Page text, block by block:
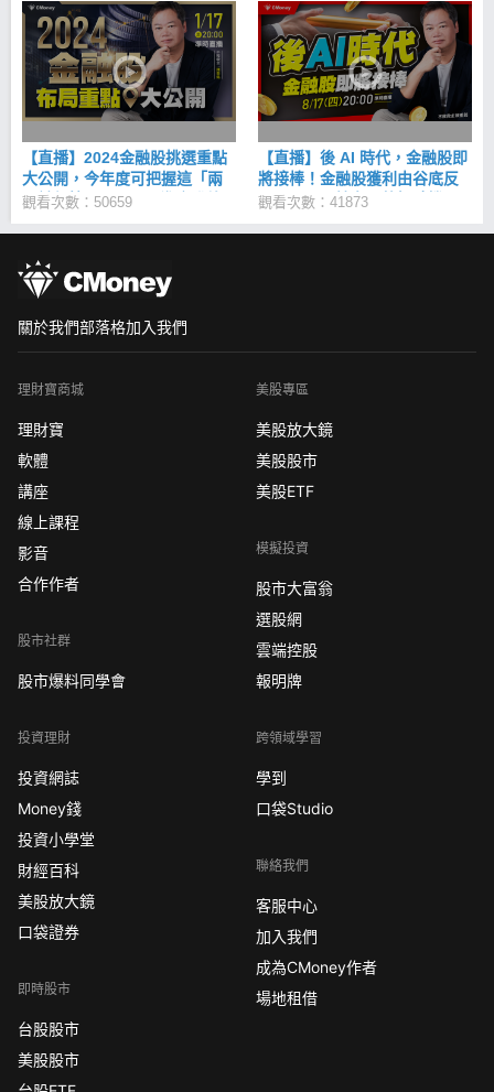
加碼、公開陳重銘金融股清單
【直播】2024金融股挑選重點
大公開，今年度可把握這「兩
關鍵行情」！ETF平準金發放
觀看次數：50659
【直播】後 AI 時代，金融股即
將接棒！金融股獲利由谷底反
彈，正是開始布局的好時機？
觀看次數：41873
關於我們部落格加入我們
理財寶商城
理財寶
軟體
講座
線上課程
影音
合作作者
股市社群
股市爆料同學會
投資理財
投資網誌
Money錢
投資小學堂
財經百科
美股放大鏡
口袋證券
即時股市
台股股市
美股股市
美股專區
美股放大鏡
美股股市
美股ETF
模擬投資
股市大富翁
選股網
雲端控股
報明牌
跨領域學習
學到
口袋Studio
聯絡我們
客服中心
加入我們
成為CMoney作者
場地租借